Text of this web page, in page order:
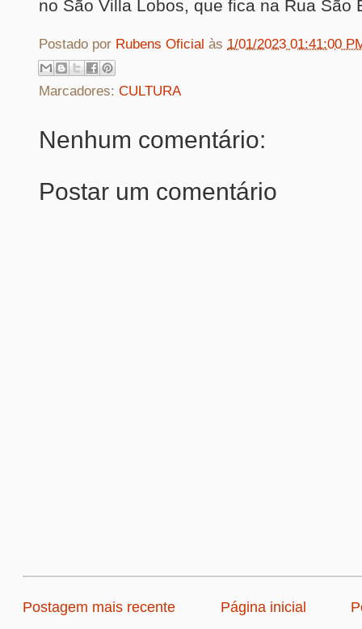
no São Villa Lobos, que fica na Rua São
Postado por Rubens Oficial às 1/01/2023 01:41:00
Marcadores: CULTURA
Nenhum comentário:
Postar um comentário
Postagem mais recente Página inicial